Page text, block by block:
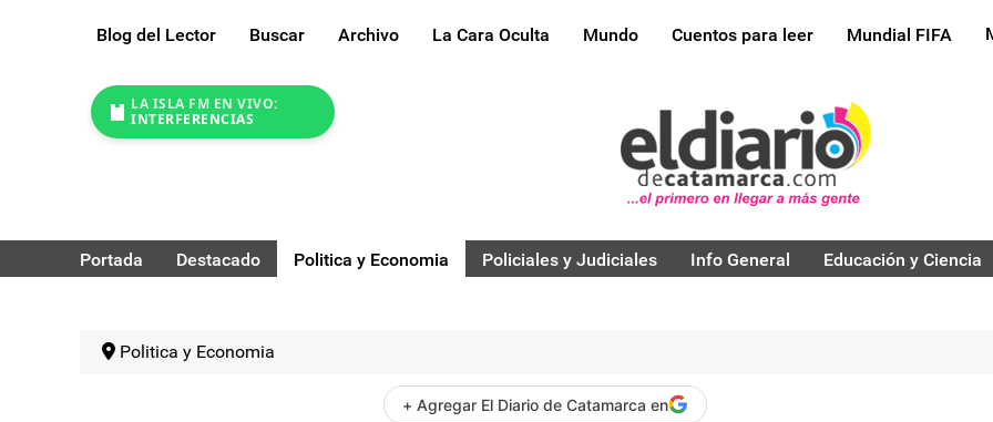
Blog del Lector Buscar Archivo La Cara Oculta Mundo Cuentos para leer Mundial FIFA
LA ISLA FM EN VIVO:
INTERFERENCIAS
Portada Destacado Politica y Economia Policiales y Judiciales Info General Educación y Ciencia
Politica y Economia
+ Agregar El Diario de Catamarca en